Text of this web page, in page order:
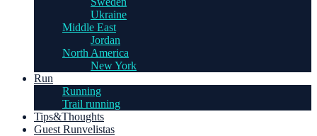
Ukraine
Middle East
Jordan
North America
New York
Run
Running
Trail running
Tips&Thoughts
Guest Runvelistas